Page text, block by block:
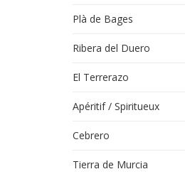
Plà de Bages
Ribera del Duero
El Terrerazo
Apéritif / Spiritueux
Cebrero
Tierra de Murcia